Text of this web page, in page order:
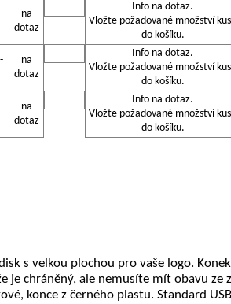
na
dotaz
Info na dotaz.
Vložte požadované množství
do košíku.
na
dotaz
Info na dotaz.
Vložte požadované množství
do košíku.
na
dotaz
Info na dotaz.
Vložte požadované množství
do košíku.
s velkou plochou pro vaše logo.
je chráněný, ale nemusíte mít obavu ze
konce z černého plastu. Standard